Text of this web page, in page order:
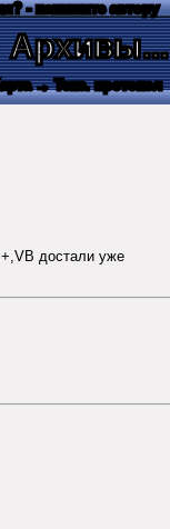
- напишите автору
→ Текс. протокол
достали уже